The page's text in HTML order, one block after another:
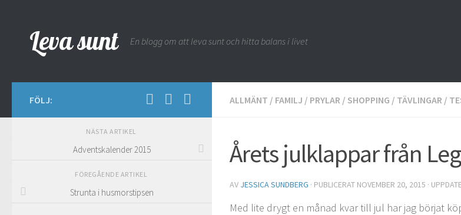
Leva sunt En blogg om att leva sunt och hitta balans i livet
ALLMÄNT / FAMILJ / PRYLAR / SHOPPING / TÄVLINGAR /
Årets julklappar från
AV JESSICA SUNDBERG · PUBLICERAT NOVEMBER 20, 2015 ·
Med lite drygt en månad kvar till jul har jag börjat
FÖLJ:
NÄSTA ARTIKEL
Adventskalender 2015
FÖREGÅENDE ARTIKEL
Strunta i husmorstipsen